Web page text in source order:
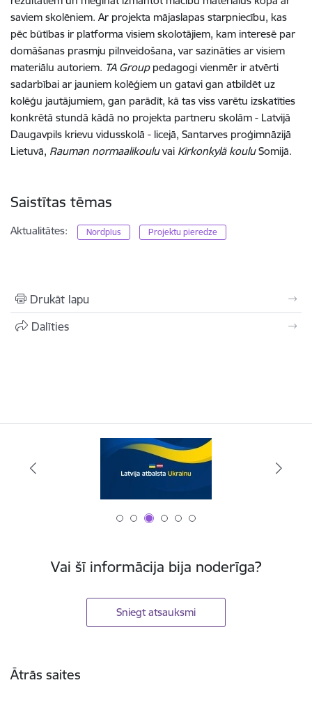
saviem skolēniem. Ar projekta mājaslapas starpniecību, kas
pēc būtības ir platforma visiem skolotājiem, kam interesē par
domāšanas prasmju pilnveidošana, var sazināties ar visiem
materiālu autoriem. TA Grouppedagogi vienmēr ir atvērti
sadarbībai ar jauniem kolēģiem un gatavi gan atbildēt uz
kolēģu jautājumiem, gan parādīt, kā tas viss varētu izskatīties
konkrētā stundā kādā no projekta partneru skolām - Latvijā
Daugavpils krievu vidusskolā - licejā, Santarves proģimnāzijā
Lietuvā, Rauman normaalikouluvai Kirkonkylä kouluSomijā.
Saistītas tēmas
Aktualitātes: Nordplus Projektu pieredze
Drukāt lapu
Dalīties
Vai šī informācija bija noderīga?
Sniegt atsauksmi
Ātrās saites